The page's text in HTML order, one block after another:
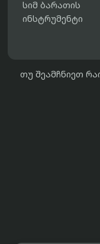
სიმ ბარათის
ინსტრუმენტი
თუ შეამჩნიეთ